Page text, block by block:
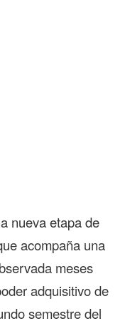
nueva etapa de
acompaña una
meses
adquisitivo de
semestre del